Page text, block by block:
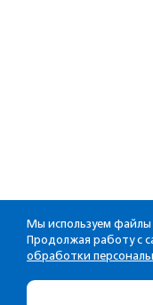
Мы используем файлы
Продолжая работу с
обработки